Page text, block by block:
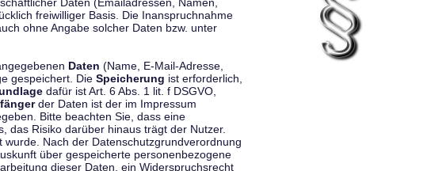
freiwilliger Basis. Die Inanspruchnahme
ohne Angabe solcher Daten bzw. unter
Daten (Name, E-Mail-Adresse,
gespeichert. Die Speicherung ist erforderlich,
dafür ist Art. 6 Abs. 1 lit. f DSGVO,
der Daten ist der im Impressum
Bitte beachten Sie, dass eine
das Risiko darüber hinaus trägt der Nutzer.
wurde. Nach der Datenschutzgrundverordnung
über gespeicherte personenbezogene
dieser Daten, ein Widerspruchsrecht